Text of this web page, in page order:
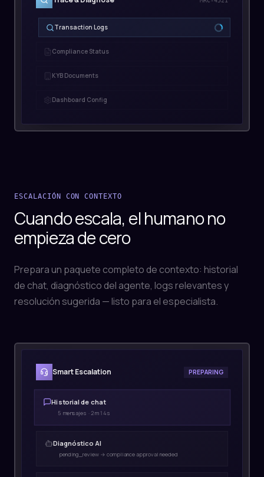
Transaction Logs
MRC-4521: 47 txns last 30d
Cuando escala, el humano no
empieza de cero
Prepara un paquete completo de contexto: historial
de chat, diagnóstico del agente, logs relevantes y
resolución sugerida — listo para el especialista.
Smart Escalation
Historial de chat
Diagnóstico AI